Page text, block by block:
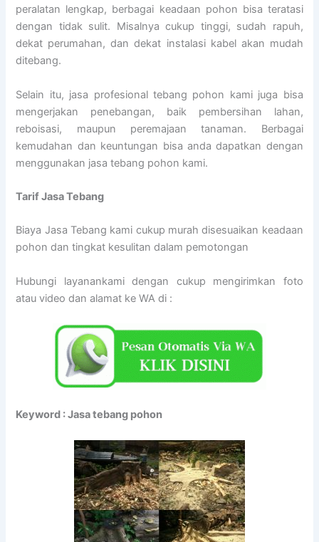
peralatan lengkap, berbagai keadaan pohon bisa teratasi
dengan tidak sulit. Misalnya cukup tinggi, sudah rapuh,
dekat perumahan, dan dekat instalasi kabel akan mudah
ditebang.
Selain itu, jasa profesional tebang pohon kami juga bisa
mengerjakan penebangan, baik pembersihan lahan,
reboisasi, maupun peremajaan tanaman. Berbagai
kemudahan dan keuntungan bisa anda dapatkan dengan
menggunakan jasa tebang pohon kami.
TarifJasa Tebang
Biaya Jasa Tebang kami cukup murah disesuaikan keadaan
pohon dan tingkat kesulitan dalam pemotongan
Hubungi layanankami dengan cukup mengirimkan foto
atau video dan alamat ke WA di :
Keyword : Jasa tebang pohon